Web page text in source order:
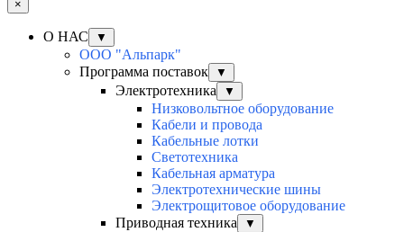
×
О НАС ▼
ООО "Альпарк"
Программа поставок
▼
Электротехника ▼
Низковольтное оборудование
Кабели и провода
Кабельные лотки
Светотехника
Кабельная арматура
Электротехнические шины
Электрощитовое оборудование
Приводная техника
▼